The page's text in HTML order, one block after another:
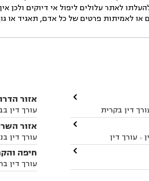
לאתר עלולים ליפול אי דיוקים ולכן
לאמיתות פרטים של כל אדם, תאגיד או
דין בקרית
פינה
עורך דין
דין בעכו
עורך


עורך דין
עורך דין בגיזו


אזור
עורך דין
באשקלון
עורך דין
זיקים
אזור
עורך דין
עורך
השרון
עורך דין
חיפה
עורך דין
בקרית